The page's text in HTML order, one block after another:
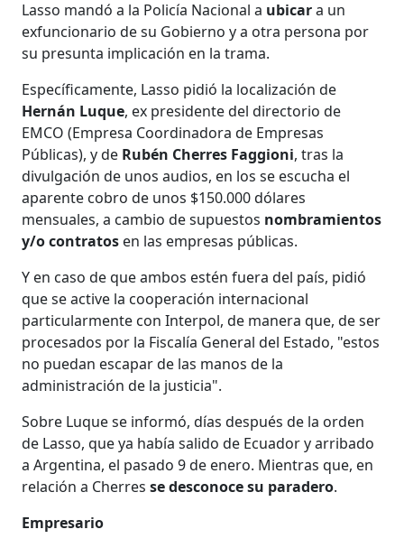
Lasso mandó a la Policía Nacional a ubicara un
exfuncionario de su Gobierno y a otra persona por
su presunta implicación en la trama.
Específicamente, Lasso pidió la localización de
Hernán Luque, ex presidente del directorio de
EMCO (Empresa Coordinadora de Empresas
Públicas), y de Rubén Cherres Faggioni, tras la
divulgación de unos audios, en los se escucha el
aparente cobro de unos $150.000 dólares
mensuales, a cambio de supuestos nombramientos
y/o contratos en las empresas públicas.
Y en caso de que ambos estén fuera del país, pidió
que se active la cooperación internacional
particularmente con Interpol, de manera que, de ser
procesados por la Fiscalía General del Estado, "estos
no puedan escapar de las manos de la
administración de la justicia".
Sobre Luque se informó, días después de la orden
de Lasso, que ya había salido de Ecuador y arribado
a Argentina, el pasado 9 de enero. Mientras que, en
relación a Cherresse desconoce su paradero.
Empresario